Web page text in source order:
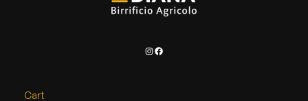
InstagramFacebook
Cart